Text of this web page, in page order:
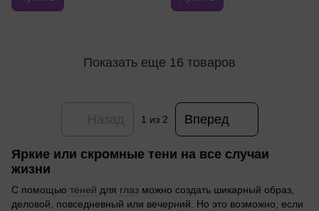
Показать еще 16 товаров
1 из 2 Вперед
Яркие или скромные тени на все случаи
жизни
С помощью теней для глаз можно создать шикарный образ,
деловой, повседневный или вечерний. Но это возможно, если